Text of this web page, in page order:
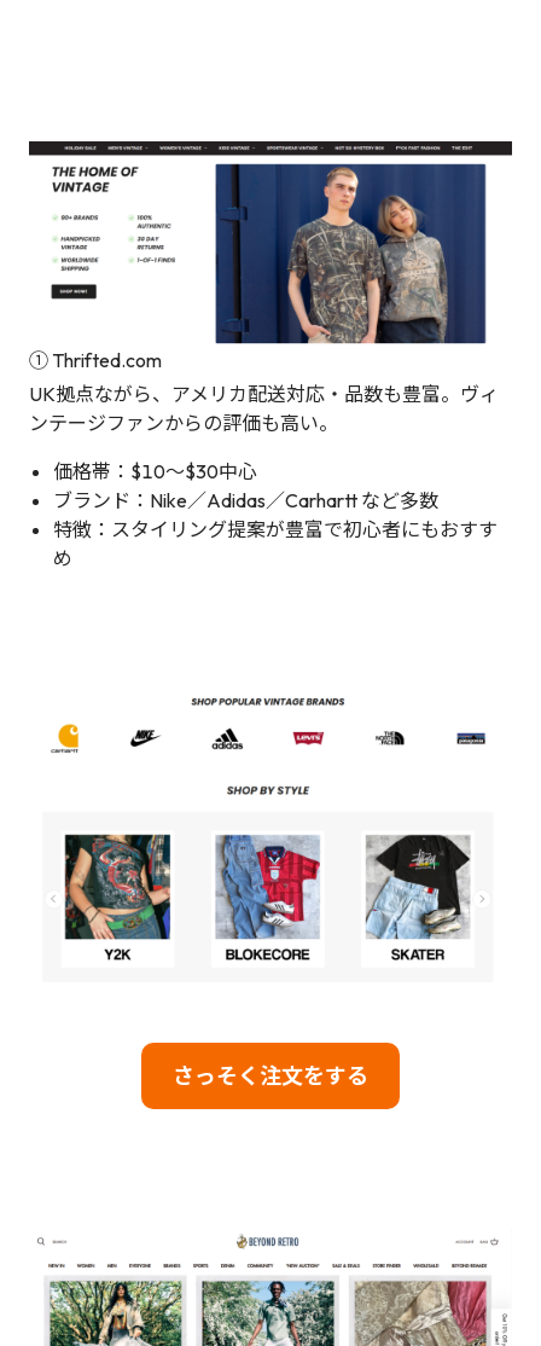
① Thrifted.com
UK拠点ながら、アメリカ配送対応・品数も豊富。ヴィ
ンテージファンからの評価も高い。
価格帯：$10〜$30中心
ブランド：Nike／Adidas／Carhartt など多数
特徴：スタイリング提案が豊富で初心者にもおすす
め
さっそく注文をする